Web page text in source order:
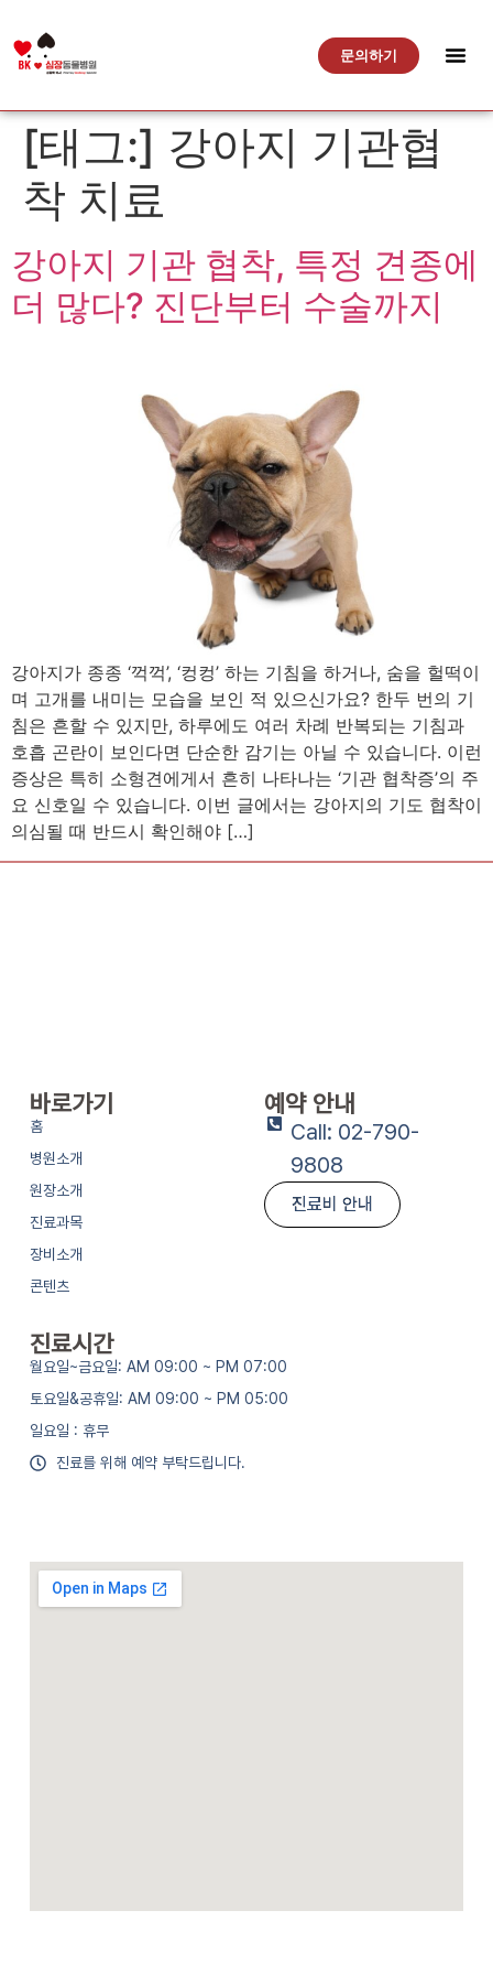
문의하기
[태그:] 강아지 기관협
착 치료
강아지 기관 협착, 특정 견종에
더 많다? 진단부터 수술까지
강아지가 종종 ‘꺽꺽’, ‘컹컹’ 하는 기침을 하거나, 숨을 헐떡이
며 고개를 내미는 모습을 보인 적 있으신가요? 한두 번의 기
침은 흔할 수 있지만, 하루에도 여러 차례 반복되는 기침과
호흡 곤란이 보인다면 단순한 감기는 아닐 수 있습니다. 이런
증상은 특히 소형견에게서 흔히 나타나는 ‘기관 협착증’의 주
요 신호일 수 있습니다. 이번 글에서는 강아지의 기도 협착이
의심될 때 반드시 확인해야 […]
바로가기
홈
병원소개
원장소개
진료과목
장비소개
콘텐츠
예약 안내
Call: 02-790-
9808
진료비 안내
진료시간
월요일~금요일: AM 09:00 ~ PM 07:00
토요일&공휴일: AM 09:00 ~ PM 05:00
일요일 : 휴무
진료를 위해 예약 부탁드립니다.